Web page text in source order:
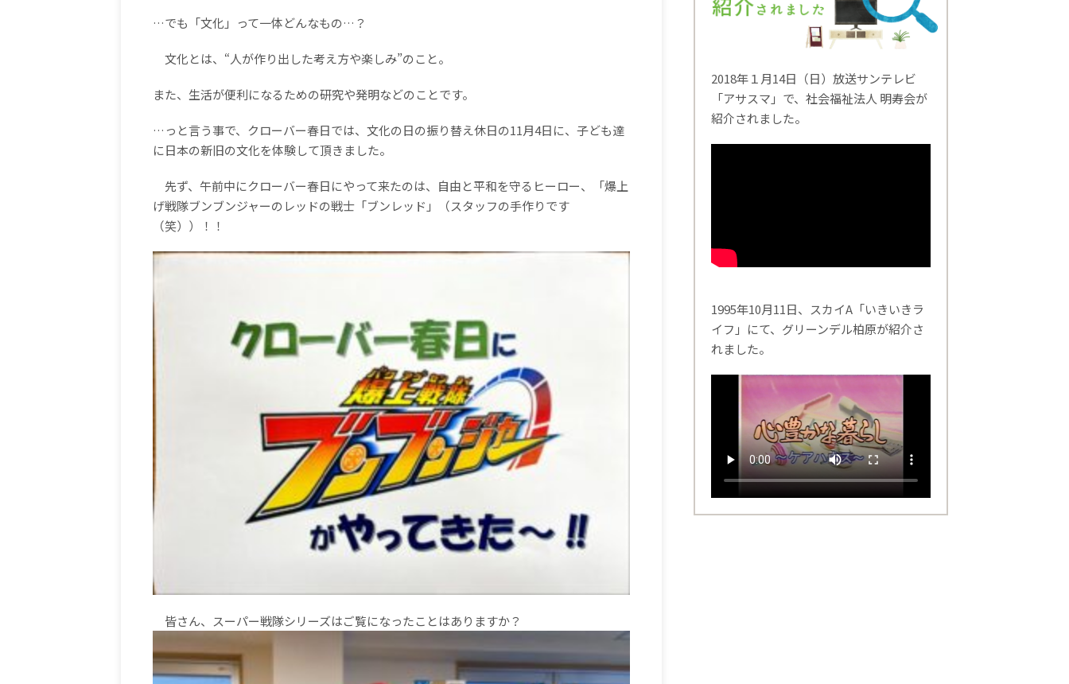
…でも「文化」って一体どんなもの… ？
文化とは、 “人が作り出した考え方や楽しみ”のこと。
また、生活が便利になるための研究や発明などのことです。
…っと言う事で、クローバー春日では、文化の日の振り替え休日の11月4日に、子ども達
に日本の新旧の文化を体験して頂きました。
先ず、午前中にクローバー春日にやって来たのは、自由と平和を守るヒーロー、「爆上
げ戦隊ブンブンジャーのレッドの戦士「ブンレッド」（スタッフの手作りです
（笑））！！
皆さん、スーパー戦隊シリーズはご覧になったことはありますか？
2018年１月14日（日）放送サンテレビ
「アサスマ」で、社会福祉法人 明寿会が
紹介されました。
1995年10月11日、スカイA「いきいきラ
イフ」にて、グリーンデル柏原が紹介さ
れました。